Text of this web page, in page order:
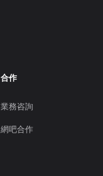
合作
業務咨詢
網吧合作